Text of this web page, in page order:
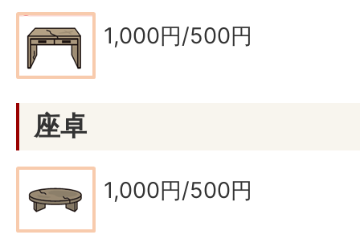
1,000円/500円
座卓
1,000円/500円